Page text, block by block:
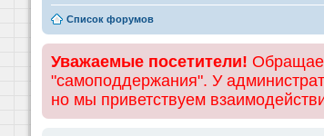
Список форумов
Уважаемые посетители!
"самоподдержания". У
но мы приветствуем